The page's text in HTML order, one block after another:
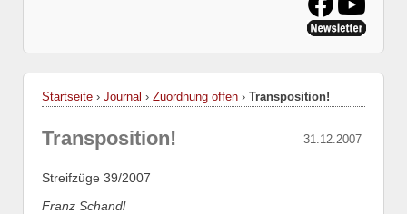
Startseite › Journal › Zuordnung offen › Transposition!
31.12.2007
Transposition!
Streifzüge 39/2007
Franz Schandl